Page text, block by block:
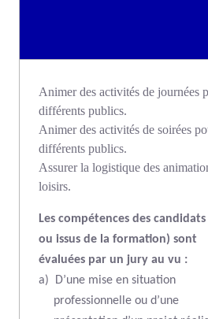
Animer des activités de journées
différents publics.
Animer des activités de soirées
différents publics.
Assurer la logistique des
loisirs.
Les compétences des candidats
ou issus de la formation) sont
évaluées par un jury au vu :
a)
D’une mise en situation
professionnelle ou d’une